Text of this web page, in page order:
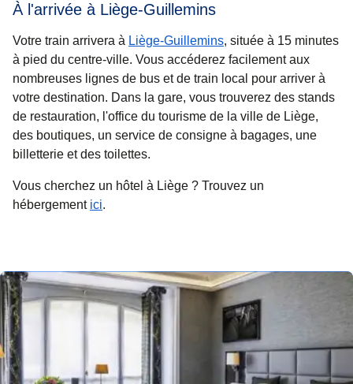
À l'arrivée à Liège-Guillemins
Votre train arrivera à Liège-Guillemins, située à 15 minutes
à pied du centre-ville. Vous accéderez facilement aux
nombreuses lignes de bus et de train local pour arriver à
votre destination. Dans la gare, vous trouverez des stands
de restauration, l'office du tourisme de la ville de Liège,
des boutiques, un service de consigne à bagages, une
billetterie et des toilettes.
Vous cherchez un hôtel à Liège ? Trouvez un
hébergement ici.